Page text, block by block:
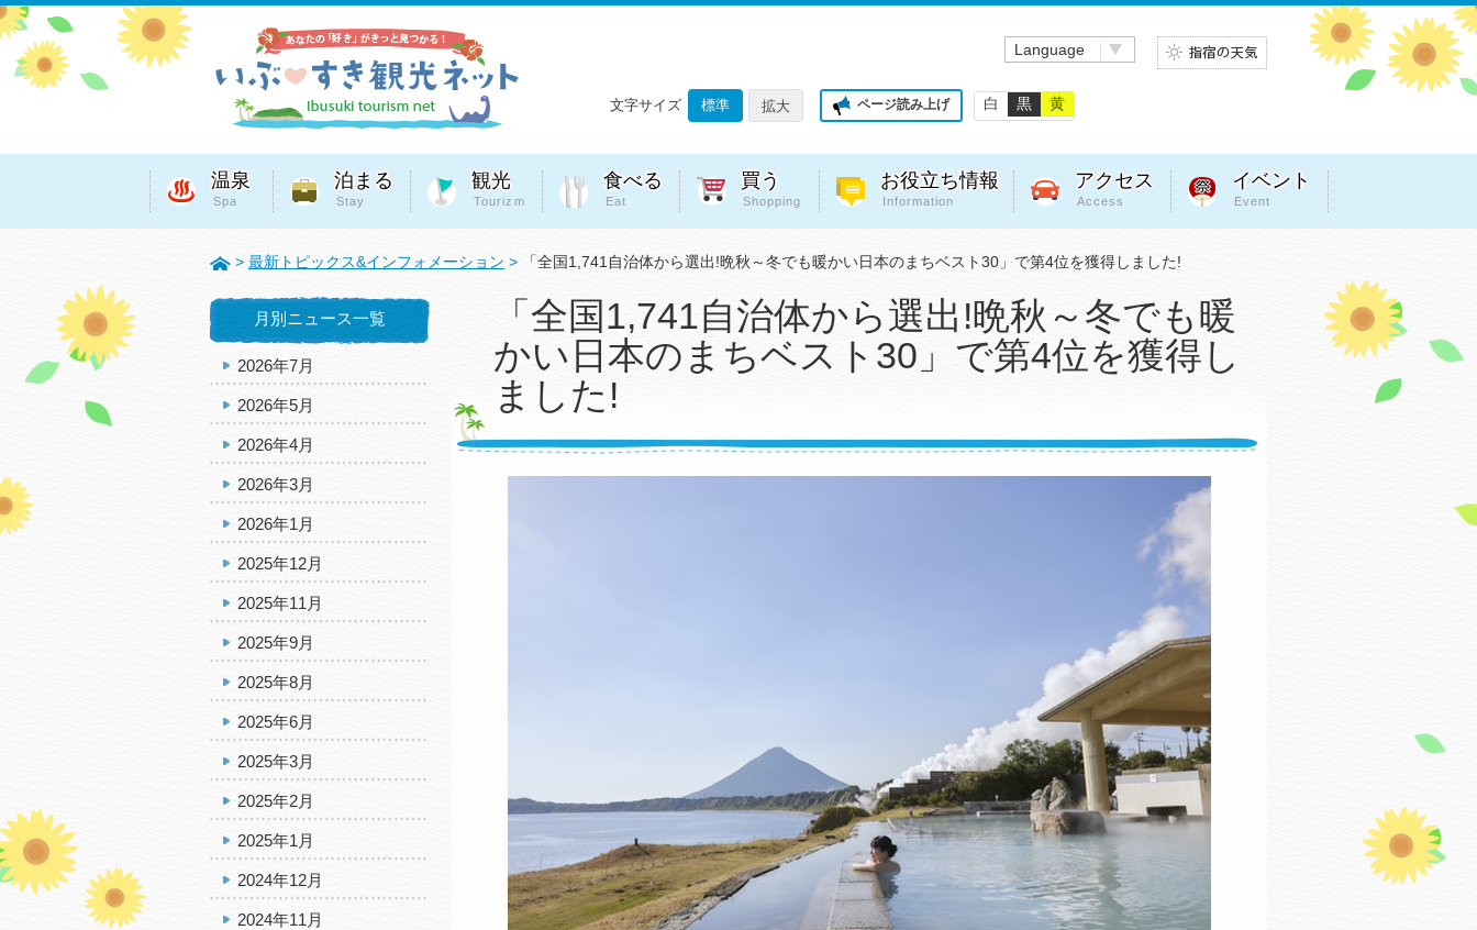
Language
文字サイズ 標準 拡大 ページ読み上げ 白 黒 黄
温泉
Spa
泊まる
Stay
観光
Tourizm
食べる
Eat
買う
Shopping
お役立ち情報
Information
アクセス
Access
イベント
Event
> 最新トピックス&インフォメーション > 「全国1,741自治体から選出!晩秋～冬でも暖かい日本のまちベスト30」で第4位を獲得しました!
「全国1,741自治体から選出!晩秋～冬でも暖
かい日本のまちベスト30」で第4位を獲得し
ました!
月別ニュース一覧
2026年7月
2026年5月
2026年4月
2026年3月
2026年1月
2025年12月
2025年11月
2025年9月
2025年8月
2025年6月
2025年3月
2025年2月
2025年1月
2024年12月
2024年11月